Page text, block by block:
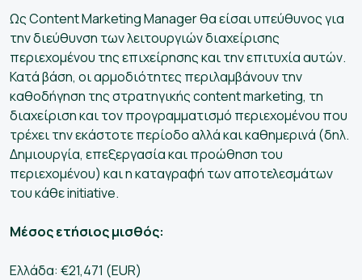
Ως Content Marketing Manager θα είσαι υπεύθυνος για
την διεύθυνση των λειτουργιών διαχείρισης
περιεχομένου της επιχείρησης και την επιτυχία αυτών.
Κατά βάση, οι αρμοδιότητες περιλαμβάνουν την
καθοδήγηση της στρατηγικής content marketing, τη
διαχείριση και τον προγραμματισμό περιεχομένου που
τρέχει την εκάστοτε περίοδο αλλά και καθημερινά (δηλ.
Δημιουργία, επεξεργασία και προώθηση του
περιεχομένου) και η καταγραφή των αποτελεσμάτων
του κάθε initiative.
Μέσος ετήσιος μισθός:
Ελλάδα: €21,471 (EUR)